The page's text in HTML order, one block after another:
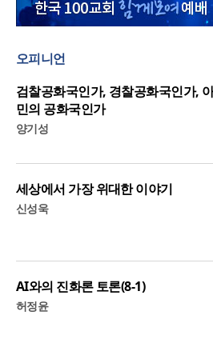
오피니언
검찰공화국인가, 경찰공화국인가,
민의 공화국인가
양기성
세상에서 가장 위대한 이야기
신성욱
AI와의 진화론 토론(8-1)
허정윤